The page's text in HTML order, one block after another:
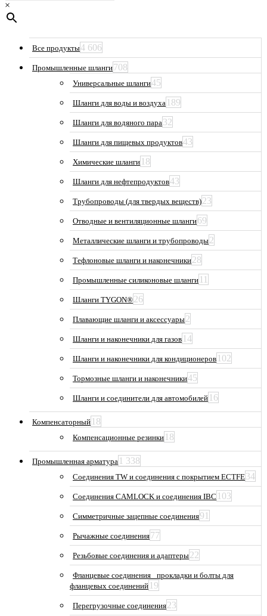
×
Все продукты4 606
Промышленные шланги708
Универсальные шланги45
Шланги для воды и воздуха 189
Шланги для водяного пара32
Шланги для пищевых продуктов43
Химические шланги 18
Шланги для нефтепродуктов43
Трубопроводы (для твердых веществ)23
Отводные и вентиляционные шланги69
Металлические шланги и трубопроводы2
Тефлоновые шланги и наконечники28
Промышленные силиконовые шланги 11
Шланги TYGON®26
Плавающие шланги и аксессуары2
Шланги и наконечники для газов 14
Шланги и наконечники для кондиционеров 102
Тормозные шланги и наконечники45
Шланги и соединители для автомобилей 16
Компенсаторный 18
Компенсационные резинки 18
Промышленная арматура 1 338
Соединения TW и соединения с покрытием ECTFE34
Соединения CAMLOCK и соединения IBC 103
Симметричные зацепные соединения91
Рычажные соединения77
Резьбовые соединения и адаптеры22
Фланцевые соединения_ прокладки и болты для
фланцевых соединений 19
Перегрузочные соединения23